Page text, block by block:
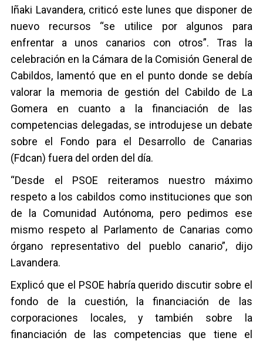
Iñaki Lavandera, criticó este lunes que disponer de
nuevo recursos “se utilice por algunos para
enfrentar a unos canarios con otros”. Tras la
celebración en la Cámara de la Comisión General de
Cabildos, lamentó que en el punto donde se debía
valorar la memoria de gestión del Cabildo de La
Gomera en cuanto a la financiación de las
competencias delegadas, se introdujese un debate
sobre el Fondo para el Desarrollo de Canarias
(Fdcan) fuera del orden del día.
“Desde el PSOE reiteramos nuestro máximo
respeto a los cabildos como instituciones que son
de la Comunidad Autónoma, pero pedimos ese
mismo respeto al Parlamento de Canarias como
órgano representativo del pueblo canario”, dijo
Lavandera.
Explicó que el PSOE habría querido discutir sobre el
fondo de la cuestión, la financiación de las
corporaciones locales, y también sobre la
financiación de las competencias que tiene el